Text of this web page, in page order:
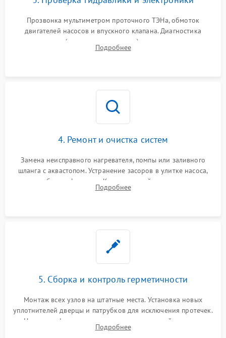
Прозвонка мультиметром проточного ТЭНа, обмоток
двигателей насосов и впускного клапана. Диагностика
прессостата (датчика уровня воды), датчика мутности,
концевика дверцы и электронного модуля управления.
Подробнее
4. Ремонт и очистка систем
Замена неисправного нагревателя, помпы или заливного
шланга с аквастопом. Устранение засоров в улитке насоса,
патрубках и фильтрах. Компонентный ремонт платы
управления, восстановление поврежденной проводки.
Подробнее
5. Сборка и контроль герметичности
Монтаж всех узлов на штатные места. Установка новых
уплотнителей дверцы и патрубков для исключения протечек.
Надежная фиксация хомутов гидравлической системы,
сборка корпуса и установка датчика поплавка.
Подробнее